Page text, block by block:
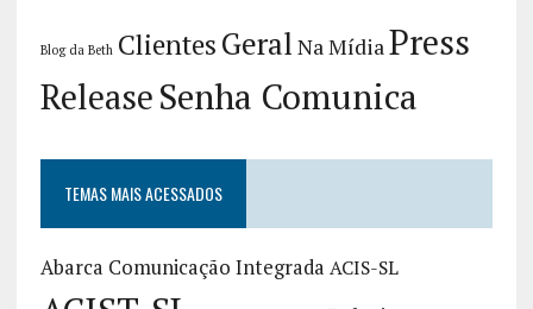
Blog da Beth ClientesGeral Na Mídia Press
ReleaseSenha Comunica
TEMAS MAIS ACESSADOS
Abarca Comunicação Integrada ACIS-SL